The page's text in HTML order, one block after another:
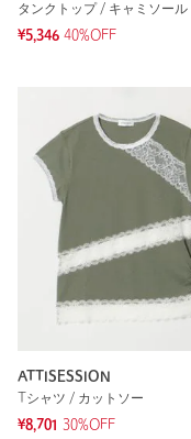
タンクトップ / キャミソール
¥5,346 40%OFF
ATTISESSION
Tシャツ / カットソー
¥8,701 30%OFF